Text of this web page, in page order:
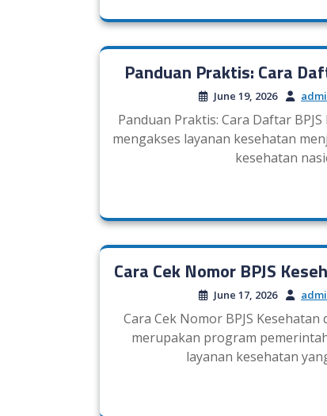
Panduan Praktis: Cara
June 19, 2026
Panduan Praktis: Cara Daftar
mengakses layanan kesehatan
kesehatan
Cara Cek Nomor BPJS
June 17, 2026
Cara Cek Nomor BPJS
merupakan program
layanan kesehatan